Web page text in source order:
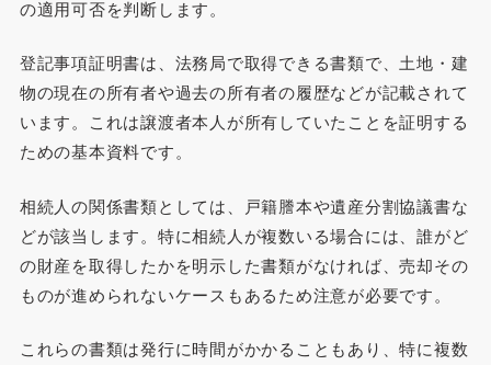
の適用可否を判断します。
登記事項証明書は、法務局で取得できる書類で、土地・建
物の現在の所有者や過去の所有者の履歴などが記載されて
います。これは譲渡者本人が所有していたことを証明する
ための基本資料です。
相続人の関係書類としては、戸籍謄本や遺産分割協議書な
どが該当します。特に相続人が複数いる場合には、誰がど
の財産を取得したかを明示した書類がなければ、売却その
ものが進められないケースもあるため注意が必要です。
これらの書類は発行に時間がかかることもあり、特に複数